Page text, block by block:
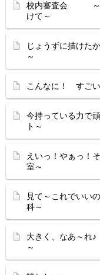
校内審査会 ～区
けて～
じょうずに
～
こんなに！ すご
今持っている
ト～
えいっ！やぁっ！
室～
見て～これ
科～
大きく、なあ
～